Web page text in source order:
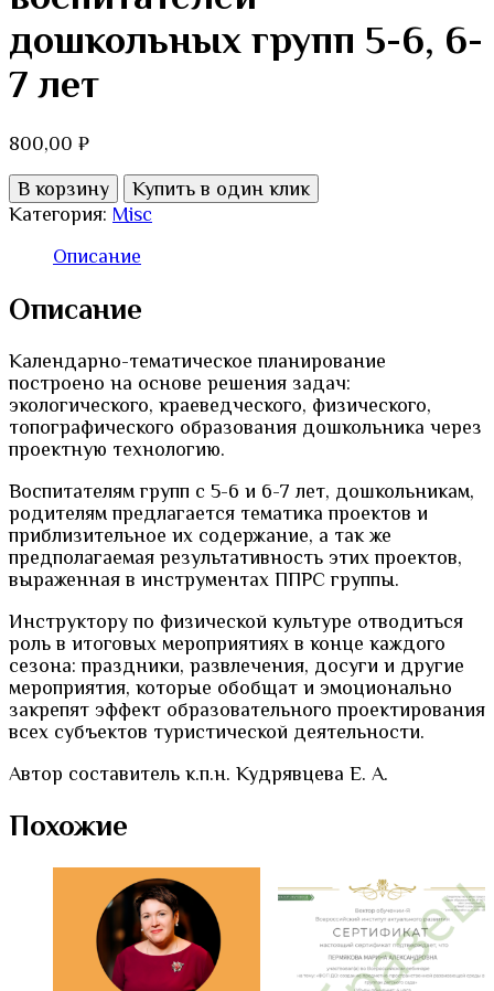
дошкольных групп 5-6, 6-
7 лет
800,00 ₽
Количество
товара
Календарно-
тематическое
туристической
деятельности
инструктора
по
физической
культуре
и
дошкольных
групп
5-
6,
6-
лет
В корзину
Купить в один клик
Категория: Misc
Описание
Описание
Календарно-тематическое планирование
построено на основе решения задач:
экологического, краеведческого, физического,
топографического образования дошкольника через
проектную технологию.
Воспитателям групп с 5-6 и 6-7 лет, дошкольникам,
родителям предлагается тематика проектов и
приблизительное их содержание, а так же
предполагаемая результативность этих проектов,
выраженная в инструментах ППРС группы.
Инструктору по физической культуре отводиться
роль в итоговых мероприятиях в конце каждого
сезона: праздники, развлечения, досуги и другие
мероприятия, которые обобщат и эмоционально
закрепят эффект образовательного проектирования
всех субъектов туристической деятельности.
Автор составитель к.п.н. Кудрявцева Е. А.
Похожие